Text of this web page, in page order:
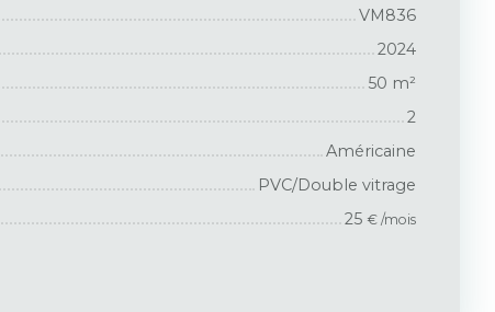
VM836
2024
50 m²
2
Américaine
PVC/Double vitrage
25 € /mois